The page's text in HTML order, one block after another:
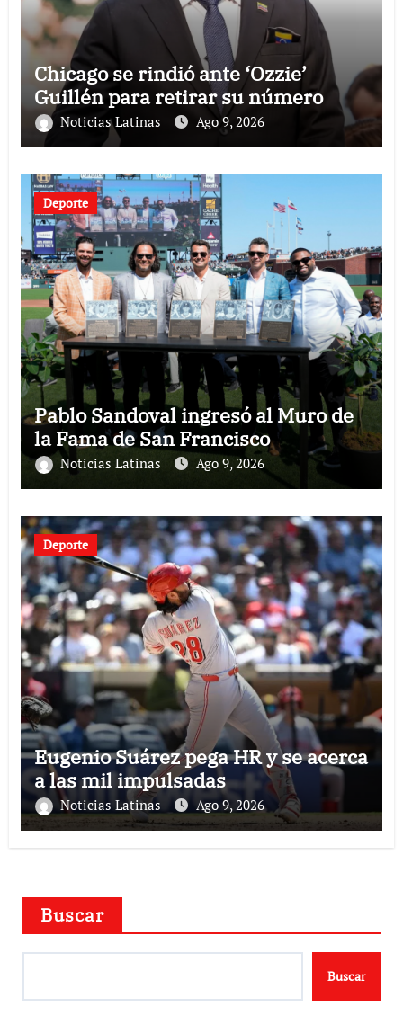
Chicago se rindió ante ‘Ozzie’
Guillén para retirar su número
Noticias Latinas Ago 9, 2026
Deporte
Pablo Sandoval ingresó al Muro de
la Fama de San Francisco
Noticias Latinas Ago 9, 2026
Deporte
Eugenio Suárez pega HR y se acerca
a las mil impulsadas
Noticias Latinas Ago 9, 2026
Buscar
Buscar